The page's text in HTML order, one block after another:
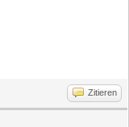
Zitieren